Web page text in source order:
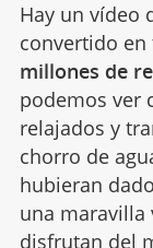
Hay un vídeo
convertido
millones de
podemos ver
relajados y
chorro de
hubieran
una maravilla
disfrutan del